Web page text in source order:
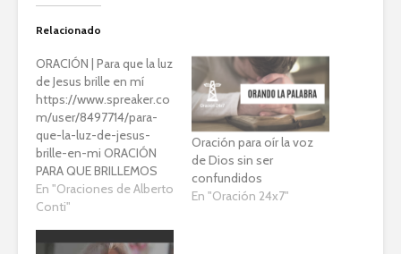
Relacionado
ORACIÓN | Para que la luz
de Jesus brille en mí
https://www.spreaker.co
m/user/8497714/para-
que-la-luz-de-jesus-
brille-en-mi ORACIÓN
PARA QUE BRILLEMOS
CON LA LUZ DE CRISTO
Orando las promesas de
alumbremos con la Luz
En "Oraciones de Alberto
Conti"
Oración para oír la voz
de Dios sin ser
confundidos
En "Oración 24x7"